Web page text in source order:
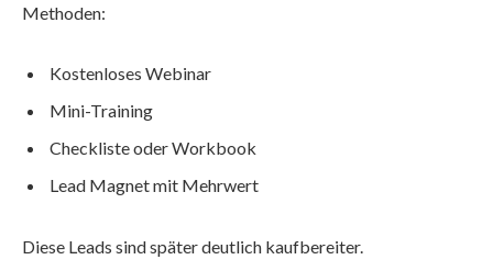
Methoden:
Kostenloses Webinar
Mini-Training
Checkliste oder Workbook
Lead Magnet mit Mehrwert
Diese Leads sind später deutlich kaufbereiter.